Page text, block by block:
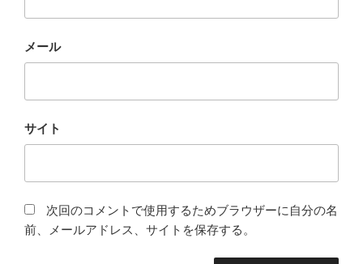
メール
サイト
次回のコメントで使用するためブラウザーに自分の名
前、メールアドレス、サイトを保存する。